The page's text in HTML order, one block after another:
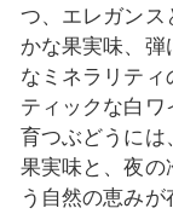
つ、エレガンス
かな果実味、
なミネラリテ
ティックな白ワ
育つぶどうに
果実味と、夜の
う自然の恵みが